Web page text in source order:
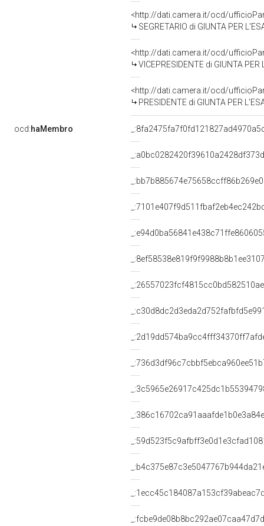
<http://dati.camera.it/ocd/
SEGRETARIO di GIUNTA PER L'ESAME
<http://dati.camera.it/ocd/
VICEPRESIDENTE di GIUNTA PER L'ESAME
<http://dati.camera.it/ocd/
PRESIDENTE di GIUNTA PER L'ESAME
ocd:haMembro